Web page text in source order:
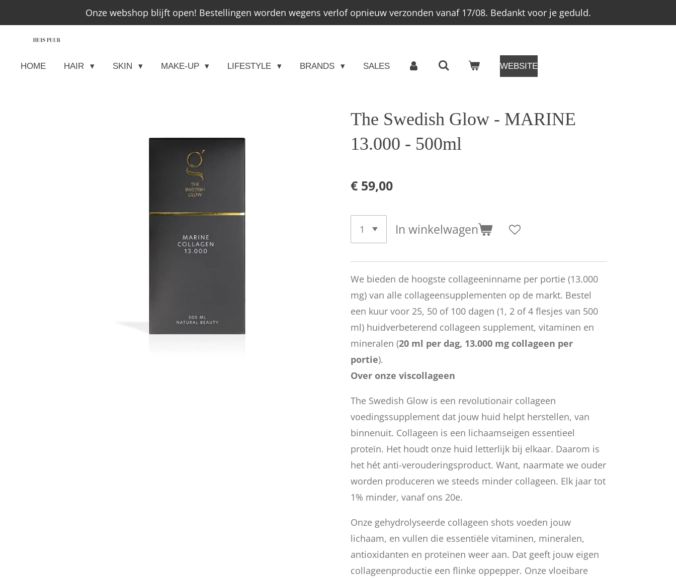
Onze webshop blijft open! Bestellingen worden wegens verlof opnieuw verzonden vanaf 17/08. Bedankt voor je geduld.
HOME HAIR SKIN MAKE-UP LIFESTYLE BRANDS SALES WEBSITE
The Swedish Glow - MARINE
13.000 - 500ml
€ 59,00
In winkelwagen
We bieden de hoogste collageeninname per portie (13.000
mg) van alle collageensupplementen op de markt. Bestel
een kuur voor 25, 50 of 100 dagen (1, 2 of 4 flesjes van 500
ml) huidverbeterend collageen supplement, vitaminen en
mineralen (20 ml per dag, 13.000 mg collageen per
portie).
Over onze viscollageen
The Swedish Glow is een revolutionair collageen
voedingssupplement dat jouw huid helpt herstellen, van
binnenuit. Collageen is een lichaamseigen essentieel
proteïn. Het houdt onze huid letterlijk bij elkaar. Daarom is
het hét anti-verouderingsproduct. Want, naarmate we ouder
worden produceren we steeds minder collageen. Elk jaar tot
1% minder, vanaf ons 20e.
Onze gehydrolyseerde collageen shots voeden jouw
lichaam, en vullen die essentiële vitaminen, mineralen,
antioxidanten en proteïnen weer aan. Dat geeft jouw eigen
collageenproductie een flinke oppepper. Onze vloeibare